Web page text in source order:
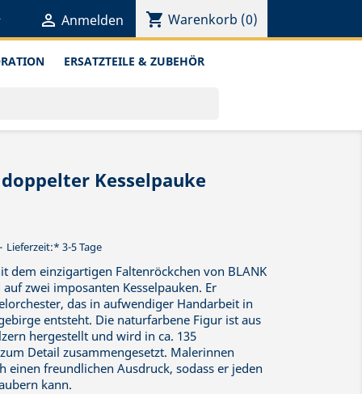
 Anmelden shopping_cart Warenkorb (0)
ERSATZTEILE & ZUBEHÖR
Kesselpauke
Lieferzeit:* 3-5 Tage
dem einzigartigen Faltenröckchen von BLANK
zwei imposanten Kesselpauken. Er
das in aufwendiger Handarbeit in
entsteht. Die naturfarbene Figur ist aus
hergestellt und wird in ca. 135
Detail zusammengesetzt. Malerinnen
einen freundlichen Ausdruck, sodass er jeden
kann.